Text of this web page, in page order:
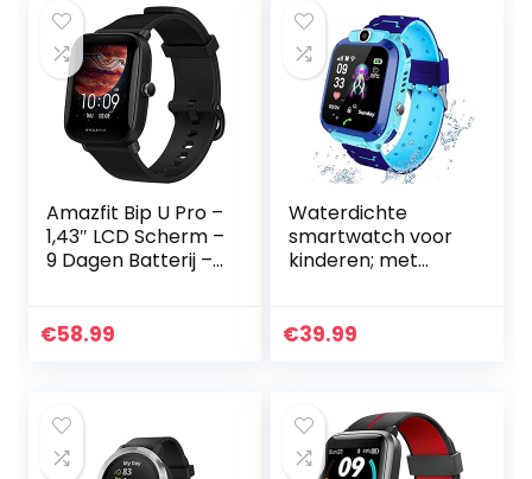
Amazfit Bip U Pro –
1,43″ LCD Scherm –
9 Dagen Batterij –
€58.99
Waterdichte
smartwatch voor
kinderen; met
GPS, touchscreen,
€39.99